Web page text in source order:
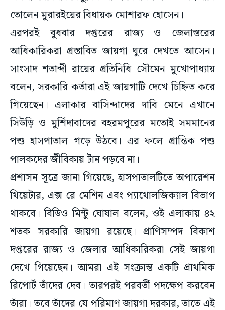
তোলেন মুরারইয়ের বিধায়ক মোশারফ হোসেন।
এরপরই বুধবার দপ্তরের রাজ্য ও জেলাস্তরের
আধিকারিকরা প্রস্তাবিত জায়গা ঘুরে দেখতে আসেন।
সাংসাদ শতাব্দী রায়ের প্রতিনিধি সৌমেন মুখোপাধ্যায়
বলেন, সরকারি কর্তারা এই জায়গাটি দেখে চিহ্নিত করে
গিয়েছেন। এলাকার বাসিন্দাদের দাবি মেনে এখানে
সিউড়ি ও মুর্শিদাবাদের বহরমপুরের মতোই সমমানের
পশু হাসপাতাল গড়ে উঠবে। এর ফলে প্রান্তিক পশু
পালকদের জীবিকায় টান পড়বে না।
প্রশাসন সূত্রে জানা গিয়েছে, হাসপাতালটিতে অপারেশন
থিয়েটার, এক্স রে মেশিন এবং প্যাথোলজিক্যাল বিভাগ
থাকবে। বিডিও মিন্টু ঘোষাল বলেন, ওই এলাকায় ৪২
শতক সরকারি জায়গা রয়েছে। প্রাণিসম্পদ বিকাশ
দপ্তরের রাজ্য ও জেলার আধিকারিকরা সেই জায়গা
দেখে গিয়েছেন। আমরা এই সংক্রান্ত একটি প্রাথমিক
রিপোর্ট তাঁদের দেব। তারপরই পরবর্তী পদক্ষেপ করবেন
তাঁরা। তবে তাঁদের যে পরিমাণ জায়গা দরকার, তাতে এই